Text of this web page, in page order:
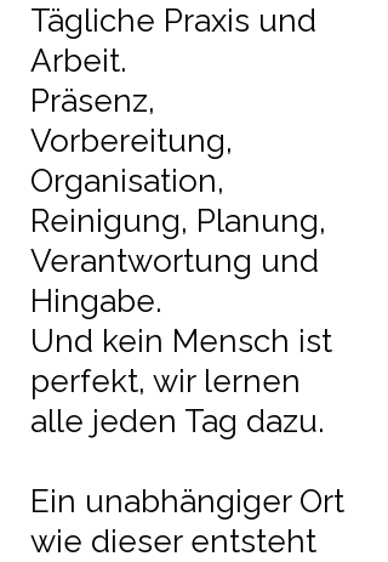
Tägliche Praxis und
Arbeit.
Präsenz,
Vorbereitung,
Organisation,
Reinigung, Planung,
Verantwortung und
Hingabe.
Und kein Mensch ist
perfekt, wir lernen
alle jeden Tag dazu.
Ein unabhängiger Ort
wie dieser entsteht